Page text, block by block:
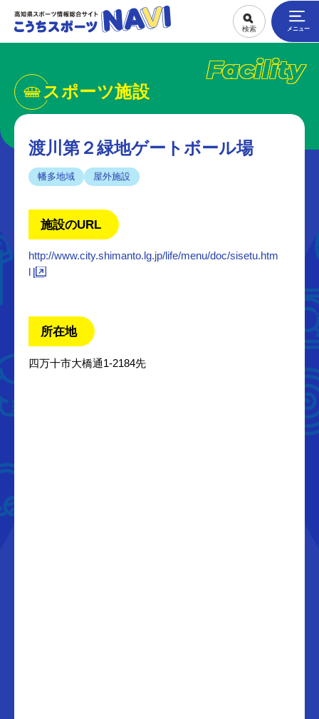
Facility
スポーツ施設
渡川第２緑地ゲートボール場
幡多地域 屋外施設
施設のURL
http://www.city.shimanto.lg.jp/life/menu/doc/sisetu.htm
所在地
四万十市大橋通1-2184先